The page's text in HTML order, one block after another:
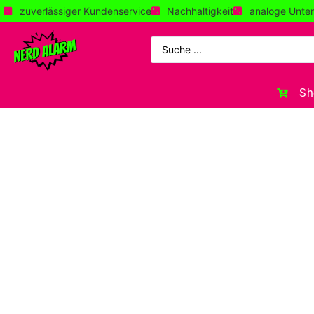
zuverlässiger Kundenservice Nachhaltigkeit analoge